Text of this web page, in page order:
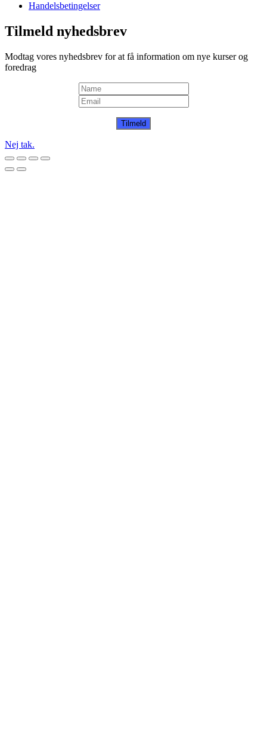
Handelsbetingelser
Tilmeld nyhedsbrev
Modtag vores nyhedsbrev for at få information om nye kurser og
foredrag
Tilmeld
Nej tak.